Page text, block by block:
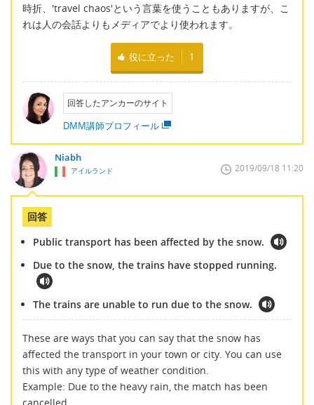
時折、'travel chaos'という言葉を使うこともありますが、こ
れは人の会話よりもメディアでより使われます。
役に立った 1
回答したアンカーのサイト
DMM講師プロフィール
Niabh
アイルランド 2019/09/18 11:20
回答
Public transport has been affected by the snow.
Due to the snow, the trains have stopped running.
The trains are unable to run due to the snow.
These are ways that you can say that the snow has
affected the transport in your town or city. You can use
this with any type of weather condition.
Example: Due to the heavy rain, the match has been